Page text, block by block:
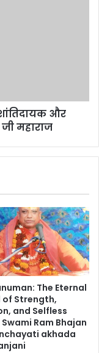
और
जी महाराज
The Eternal
of Strength,
and Selfless
Ram Bhajan
akhada